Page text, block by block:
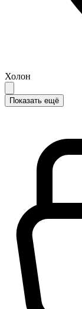
Холон
Показать ещё